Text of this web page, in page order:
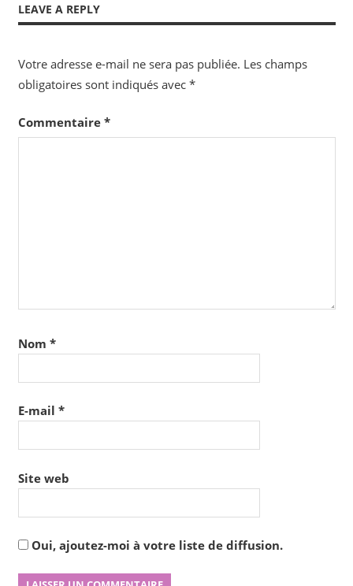
l’article
LEAVE A REPLY
Votre adresse e-mail ne sera pas publiée. Les champs
obligatoires sont indiqués avec *
Commentaire *
Nom *
E-mail *
Site web
Oui, ajoutez-moi à votre liste de diffusion.